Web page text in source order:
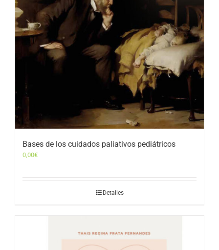
Bases de los cuidados paliativos pediátricos
0,00€
Detalles